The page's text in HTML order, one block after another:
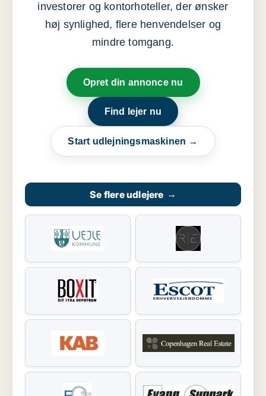
investorer og kontorhoteller, der ønsker
høj synlighed, flere henvendelser og
mindre tomgang.
Opret din annonce nu
Find lejer nu
Start udlejningsmaskinen →
Se flere udlejere →